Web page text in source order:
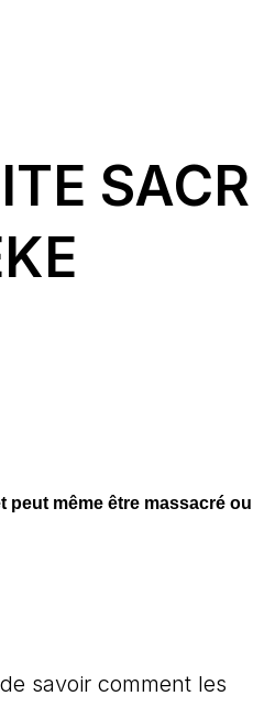
peut même être massacré ou
savoir comment les